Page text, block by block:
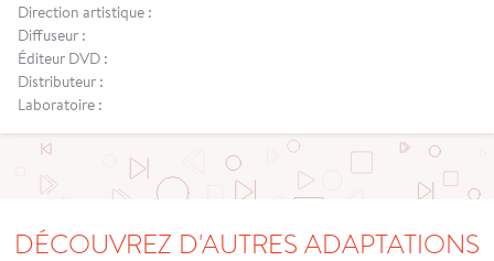
Direction artistique :
Diffuseur :
Éditeur DVD :
Distributeur :
Laboratoire :
DÉCOUVREZ D'AUTRES ADAPTATIONS